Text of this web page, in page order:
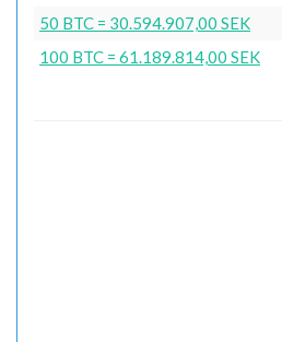
50 BTC = 30.594.907,00 SEK
100 BTC = 61.189.814,00 SEK